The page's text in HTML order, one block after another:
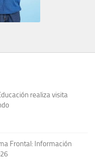
realiza visita
Frontal: Información